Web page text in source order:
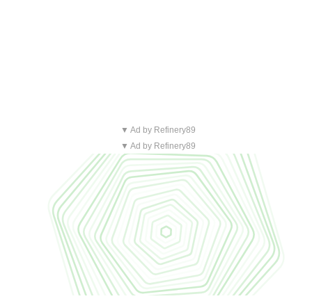
▼ Ad by Refinery89
▼ Ad by Refinery89